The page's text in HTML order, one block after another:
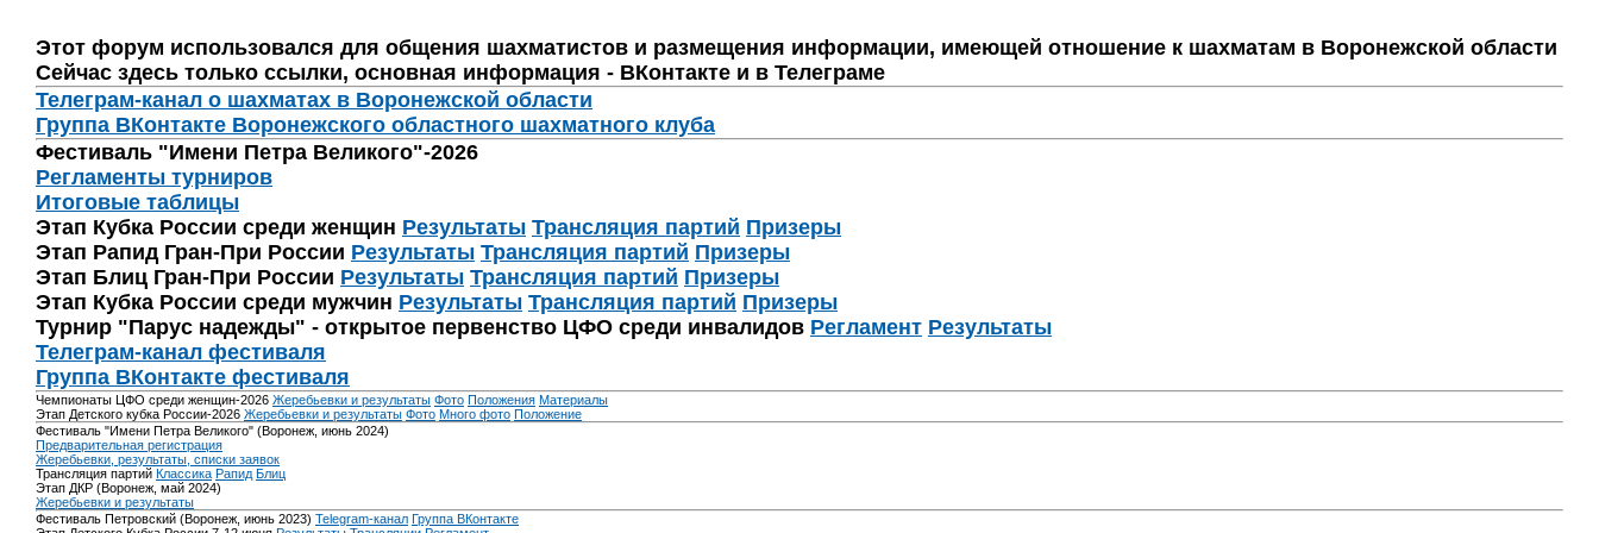
Этот форум использовался для общения шахматистов и размещения информации, имеющей отношение к шахматам в Воронежской области
Сейчас здесь только ссылки, основная информация - ВКонтакте и в Телеграме
Телеграм-канал о шахматах в Воронежской области
Группа ВКонтакте Воронежского областного шахматного клуба
Фестиваль "Имени Петра Великого"-2026
Регламенты турниров
Итоговые таблицы
Этап Кубка России среди женщин Результаты Трансляция партий Призеры
Этап Рапид Гран-При России Результаты Трансляция партий Призеры
Этап Блиц Гран-При России Результаты Трансляция партий Призеры
Этап Кубка России среди мужчин Результаты Трансляция партий Призеры
Турнир "Парус надежды" - открытое первенство ЦФО среди инвалидов Регламент Результаты
Телеграм-канал фестиваля
Группа ВКонтакте фестиваля
Чемпионаты ЦФО среди женщин-2026 Жеребьевки и результаты Фото Положения Материалы
Этап Детского кубка России-2026 Жеребьевки и результаты Фото Много фото Положение
Фестиваль "Имени Петра Великого" (Воронеж, июнь 2024)
Предварительная регистрация
Жеребьевки, результаты, списки заявок
Трансляция партий Классика Рапид Блиц
Этап ДКР (Воронеж, май 2024)
Жеребьевки и результаты
Фестиваль Петровский (Воронеж, июнь 2023) Telegram-канал Группа ВКонтакте